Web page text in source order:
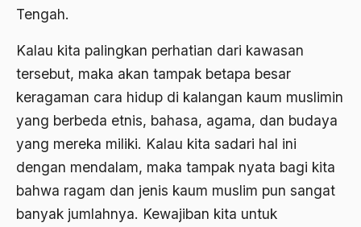
Tengah.
Kalau kita palingkan perhatian dari kawasan
tersebut, maka akan tampak betapa besar
keragaman cara hidup di kalangan kaum muslimin
yang berbeda etnis, bahasa, agama, dan budaya
yang mereka miliki. Kalau kita sadari hal ini
dengan mendalam, maka tampak nyata bagi kita
bahwa ragam dan jenis kaum muslim pun sangat
banyak jumlahnya. Kewajiban kita untuk
Ali Syahbana
Aliran AHmadiyah
Aliran Kepercayaan
Alistair Cook
Allah